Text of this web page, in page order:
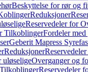
Beskyttelse for rør og
Reduksjoner
Reservedeler for
TilkoblingerFordeler med
Geberit Mapress
Reduksjoner
uløseligeOverganger og
TilkoblingerReservedeler